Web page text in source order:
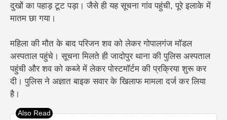
दुखों का पहाड़ टूट पड़ा। जैसे ही यह सूचना गांव पहुंची, पूरे इलाके में
मातम छा गया।
महिला की मौत के बाद परिजन शव को लेकर गोपालगंज मॉडल
अस्पताल पहुंचे। सूचना मिलते ही जादोपुर थाना की पुलिस अस्पताल
पहुंची और शव को कब्जे में लेकर पोस्टमॉर्टम की प्रक्रिया शुरू कर
दी। पुलिस ने अज्ञात बाइक सवार के खिलाफ मामला दर्ज कर लिया
है।